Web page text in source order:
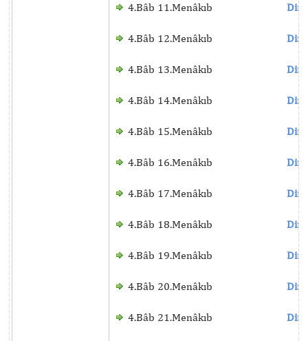
4.Bâb 11.Menâkıb
4.Bâb 12.Menâkıb
4.Bâb 13.Menâkıb
4.Bâb 14.Menâkıb
4.Bâb 15.Menâkıb
4.Bâb 16.Menâkıb
4.Bâb 17.Menâkıb
4.Bâb 18.Menâkıb
4.Bâb 19.Menâkıb
4.Bâb 20.Menâkıb
4.Bâb 21.Menâkıb